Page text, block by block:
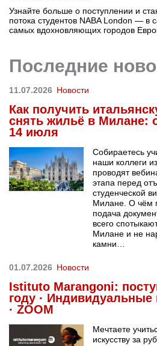
Узнайте больше о поступлении и
потока студентов NABA London — в
самых вдохновляющих городов
Последние
11.07.2026 Новости
Как получить
снять жильё в Милане:
14 июля
Собираетесь
наши коллеги
проводят
этапа перед
студенческой
Милане. О чём
подача
всего
Милане и не
камни…
01.07.2026 Новости
Istituto Marangoni:
году · Индивидуальные
· ZOOM
Мечтаете
искусству за